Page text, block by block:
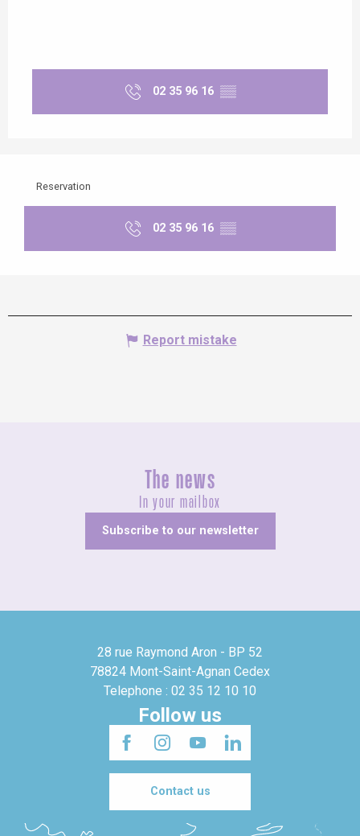
02 35 96 16 ▒▒
Reservation
02 35 96 16 ▒▒
Report mistake
The news
In your mailbox
Subscribe to our newsletter
28 rue Raymond Aron - BP 52
78824 Mont-Saint-Agnan Cedex
Telephone : 02 35 12 10 10
Follow us
Contact us